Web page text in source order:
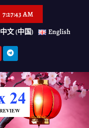
7:27:44 AM
中文 (中国) English